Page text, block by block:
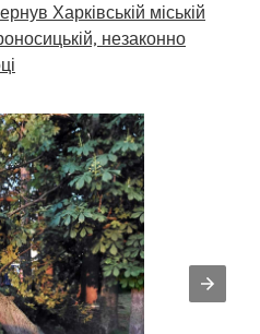
Харківській міській
незаконно